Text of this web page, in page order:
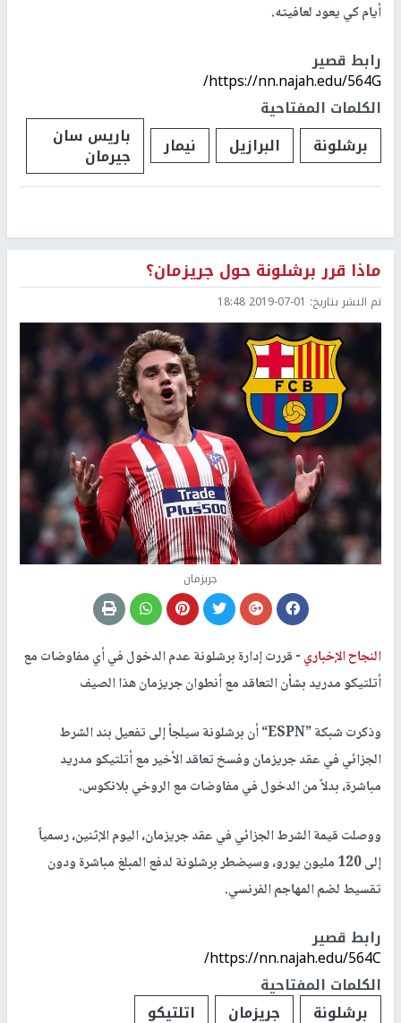
أيام كي يعود لعافيته.
رابط قصير
https://nn.najah.edu/564G/
الكلمات المفتاحية
برشلونة
البرازيل نيمار باريس سان
جيرمان
ماذا قرر برشلونة حول جريزمان؟
تم النشر بتاريخ: 2019-07-01 18:48
جريزمان
النجاح الإخباري -قررت إدارة برشلونة عدم الدخول في أي مفاوضات مع
أتلتيكو مدريد بشأن التعاقد مع أنطوان جريزمان هذا الصيف
وذكرت شبكة“ESPN”أن برشلونة سيلجأ إلى تفعيل بند الشرط
الجزائي في عقد جريزمان وفسخ تعاقد الأخير مع أتلتيكو مدريد
مباشرة، بدلاً من الدخول في مفاوضات مع الروخي بلانكوس.
ووصلت قيمة الشرط الجزائي في عقد جريزمان، اليوم الإثنين، رسمياً
إلى 120 مليون يورو، وسيضطر برشلونة لدفع المبلغ مباشرة ودون
تقسيط لضم المهاجم الفرنسي.
رابط قصير
https://nn.najah.edu/564C/
الكلمات المفتاحية
برشلونة
جريزمان اتلتيكو